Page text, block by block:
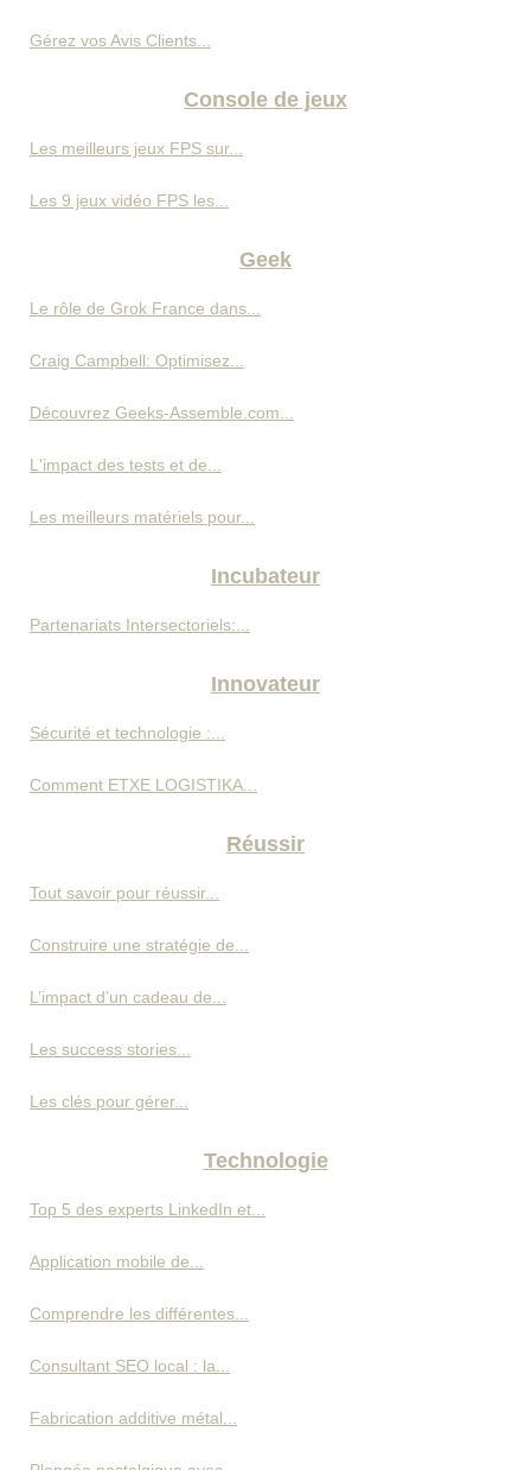
Gérez vos Avis Clients...
Console de jeux
Les meilleurs jeux FPS sur...
Les 9 jeux vidéo FPS les...
Geek
Le rôle de Grok France dans...
Craig Campbell: Optimisez...
Découvrez Geeks-Assemble.com...
L'impact des tests et de...
Les meilleurs matériels pour...
Incubateur
Partenariats Intersectoriels:...
Innovateur
Sécurité et technologie :...
Comment ETXE LOGISTIKA...
Réussir
Tout savoir pour réussir...
Construire une stratégie de...
L’impact d’un cadeau de...
Les success stories...
Les clés pour gérer...
Technologie
Top 5 des experts LinkedIn et...
Application mobile de...
Comprendre les différentes...
Consultant SEO local : la...
Fabrication additive métal...